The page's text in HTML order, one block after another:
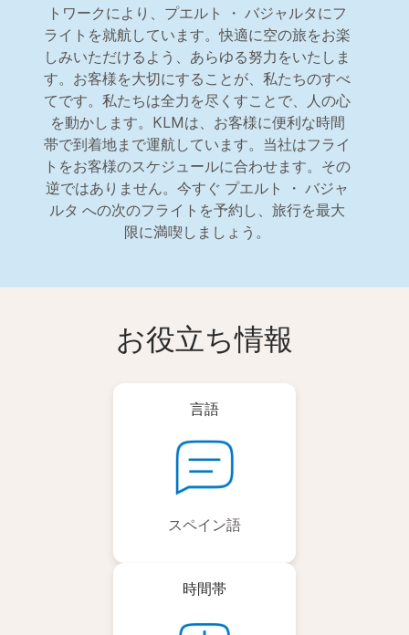
トワークにより、プエルト ・ バジャルタにフ
ライトを就航しています。快適に空の旅をお楽
しみいただけるよう、あらゆる努力をいたしま
す。お客様を大切にすることが、私たちのすべ
てです。私たちは全力を尽くすことで、人の心
を動かします。KLMは、お客様に便利な時間
帯で到着地まで運航しています。当社はフライ
トをお客様のスケジュールに合わせます。その
逆ではありません。今すぐ プエルト ・ バジャ
ルタ への次のフライトを予約し、旅行を最大
限に満喫しましょう。
お役立ち情報
言語
スペイン語
時間帯